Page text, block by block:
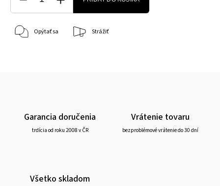
Opýtať sa Strážiť
Garancia doručenia
trdícia od roku 2008 v ČR
Vrátenie tovaru
bezproblémové vrátenie do 30 dní
Všetko skladom